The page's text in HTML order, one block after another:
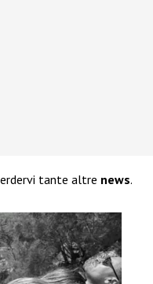
tante altre news.